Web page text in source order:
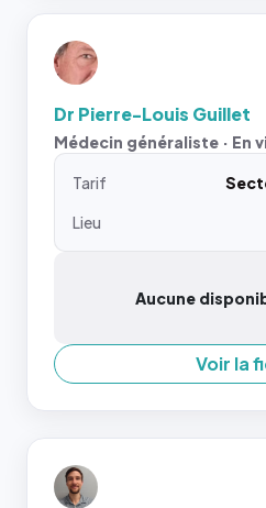
Dr Pierre-Louis Guillet
Médecin généraliste · En
Tarif
Lieu
Aucune
Voir la